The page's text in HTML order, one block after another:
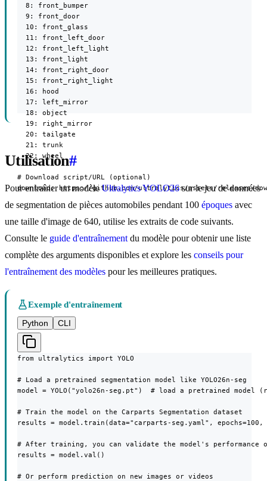
  8: front_bumper
  9: front_door
  10: front_glass
  11: front_left_door
  12: front_left_light
  13: front_light
  14: front_right_door
  15: front_right_light
  16: hood
  17: left_mirror
  18: object
  19: right_mirror
  20: tailgate
  21: trunk
  22: wheel
# Download script/URL (optional)
download: https://github.com/ultralytics/assets/releases/
Utilisation#
Pour entraîner un modèleUltralytics YOLO26sur le jeu de données
de segmentation de pièces automobiles pendant 100 époques avec
une taille d'image de 640, utilise les extraits de code suivants.
Consulte le guide d'entraînement du modèle pour obtenir une liste
complète des arguments disponibles et explore les conseils pour
l'entraînement des modèles pour les meilleures pratiques.
Exemple d'entraînement
Python
CLI
from ultralytics import YOLO
# Load a pretrained segmentation model like YOLO26n-seg
model = YOLO("yolo26n-seg.pt")  # load a pretrained model
# Train the model on the Carparts Segmentation dataset
results = model.train(data="carparts-seg.yaml", epochs=100,
# After training, you can validate the model's performance
results = model.val()
# Or perform prediction on new images or videos